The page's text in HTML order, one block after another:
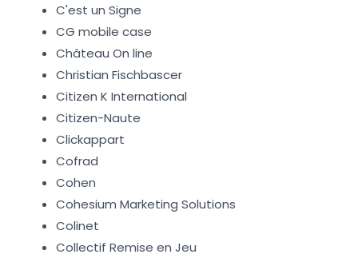
C'est un Signe
CG mobile case
Château On line
Christian Fischbascer
Citizen K International
Citizen-Naute
Clickappart
Cofrad
Cohen
Cohesium Marketing Solutions
Colinet
Collectif Remise en Jeu